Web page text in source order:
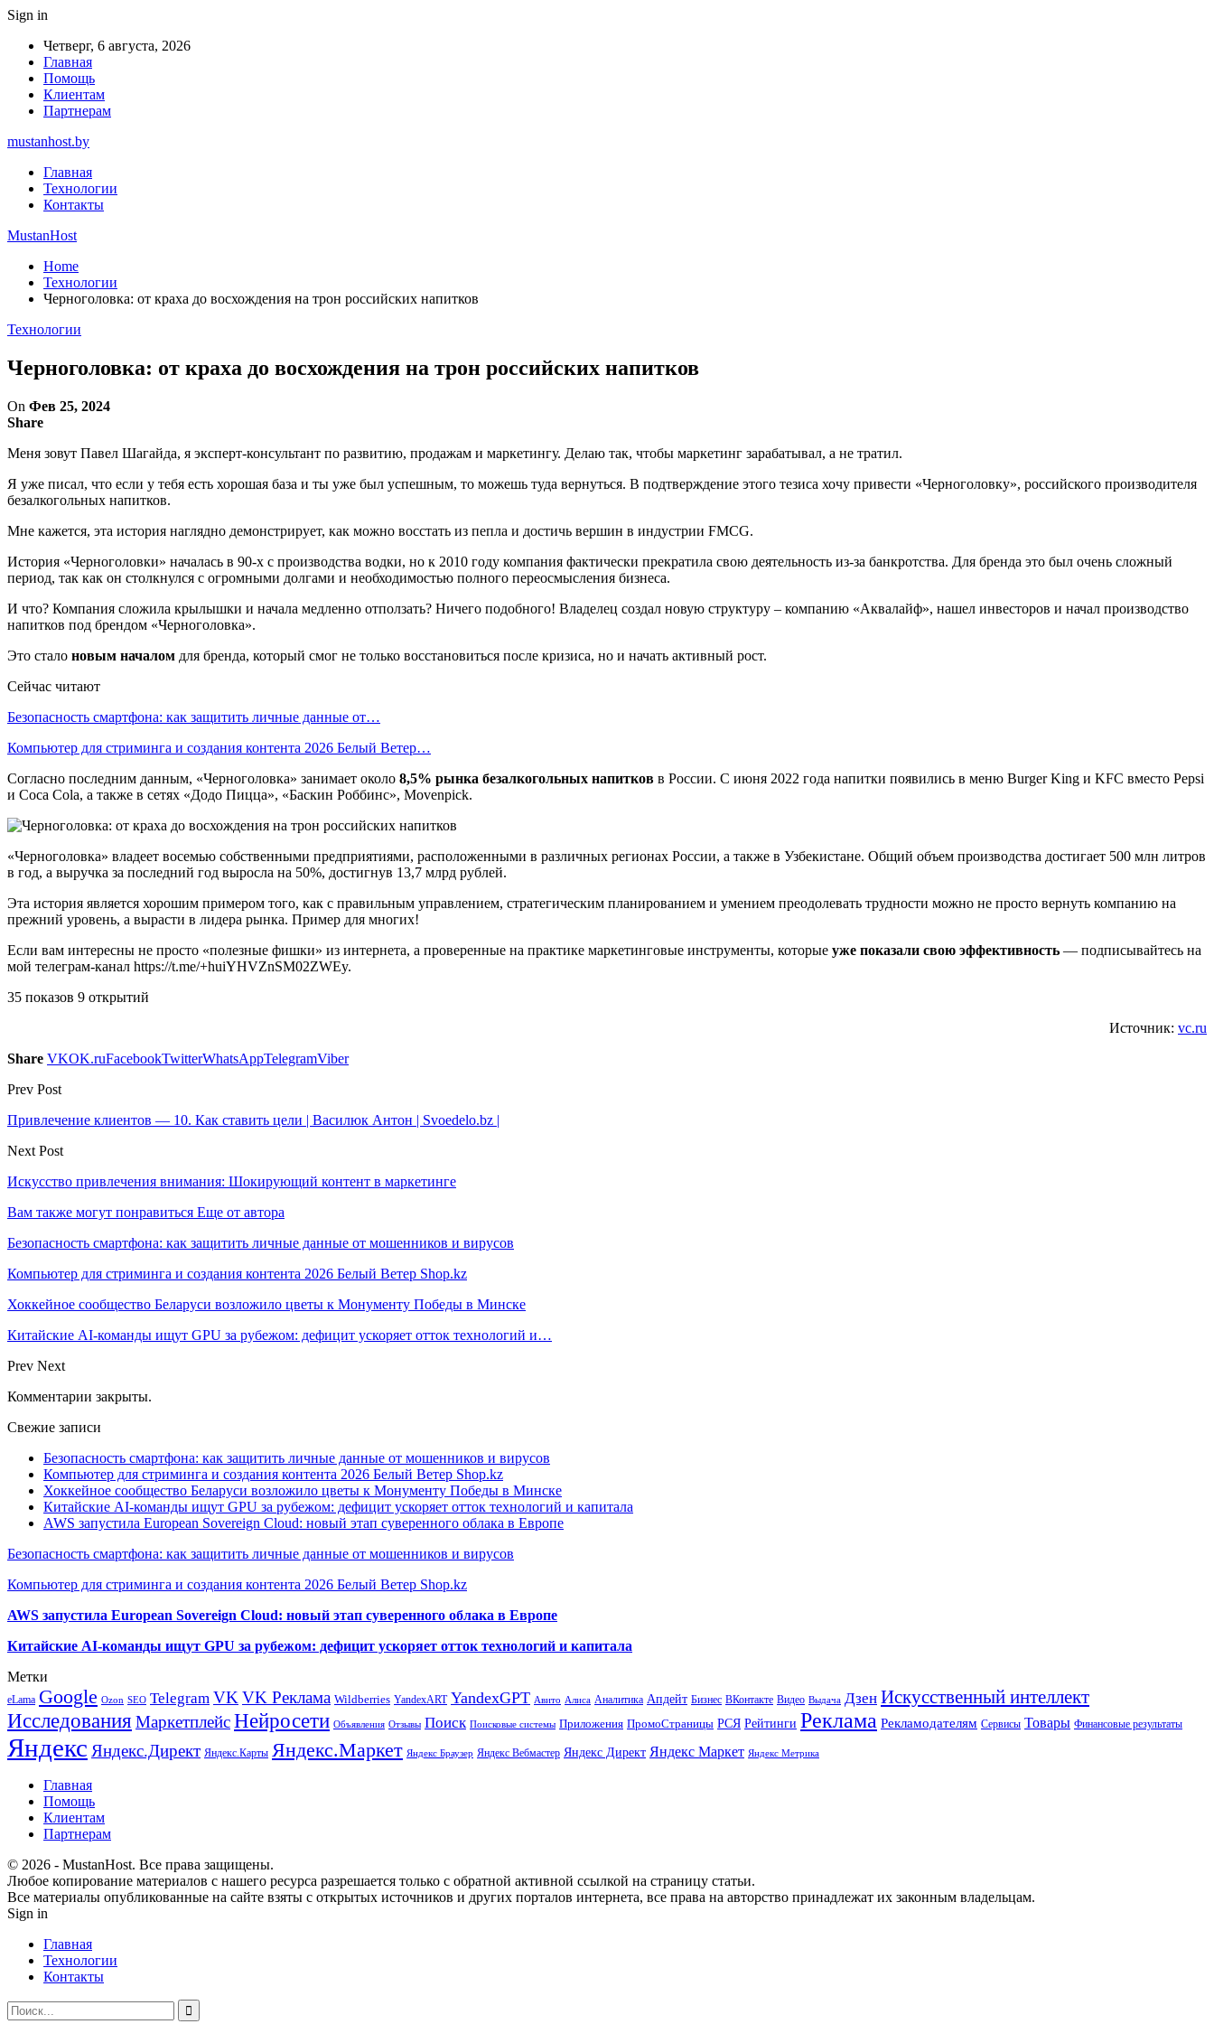
Sign in
Четверг, 6 августа, 2026
Главная
Помощь
Клиентам
Партнерам
mustanhost.by
Главная
Технологии
Контакты
MustanHost
Home
Технологии
Черноголовка: от краха до восхождения на трон российских напитков
Технологии
Черноголовка: от краха до восхождения на трон российских напитков
On Фев 25, 2024
Share
Меня зовут Павел Шагайда, я эксперт-консультант по развитию, продажам и маркетингу. Делаю так, чтобы маркетинг зарабатывал, а не тратил.
Я уже писал, что если у тебя есть хорошая база и ты уже был успешным, то можешь туда вернуться. В подтверждение этого тезиса хочу привести «Черноголовку», российского производителя
безалкогольных напитков.
Мне кажется, эта история наглядно демонстрирует, как можно восстать из пепла и достичь вершин в индустрии FMCG.
История «Черноголовки» началась в 90-х с производства водки, но к 2010 году компания фактически прекратила свою деятельность из-за банкротства. Для бренда это был очень сложный
период, так как он столкнулся с огромными долгами и необходимостью полного переосмысления бизнеса.
И что? Компания сложила крылышки и начала медленно отползать? Ничего подобного! Владелец создал новую структуру – компанию «Аквалайф», нашел инвесторов и начал производство
напитков под брендом «Черноголовка».
Это стало новым началом для бренда, который смог не только восстановиться после кризиса, но и начать активный рост.
Сейчас читают
Безопасность смартфона: как защитить личные данные от…
Компьютер для стриминга и создания контента 2026 Белый Ветер…
Согласно последним данным, «Черноголовка» занимает около 8,5% рынка безалкогольных напитков в России. С июня 2022 года напитки появились в меню Burger King и KFC вместо Pepsi
и Coca Cola, а также в сетях «Додо Пицца», «Баскин Роббинс», Movenpick.
«Черноголовка» владеет восемью собственными предприятиями, расположенными в различных регионах России, а также в Узбекистане. Общий объем производства достигает 500 млн литров
в год, а выручка за последний год выросла на 50%, достигнув 13,7 млрд рублей.
Эта история является хорошим примером того, как с правильным управлением, стратегическим планированием и умением преодолевать трудности можно не просто вернуть компанию на
прежний уровень, а вырасти в лидера рынка. Пример для многих!
Если вам интересны не просто «полезные фишки» из интернета, а проверенные на практике маркетинговые инструменты, которые уже показали свою эффективность — подписывайтесь на
мой телеграм-канал https://t.me/+huiYHVZnSM02ZWEy.
35 показов 9 открытий
Источник: vc.ru
Share VKOK.ruFacebookTwitterWhatsAppTelegramViber
Prev Post
Привлечение клиентов — 10. Как ставить цели | Василюк Антон | Svoedelo.bz |
Next Post
Искусство привлечения внимания: Шокирующий контент в маркетинге
Вам также могут понравиться Еще от автора
Безопасность смартфона: как защитить личные данные от мошенников и вирусов
Компьютер для стриминга и создания контента 2026 Белый Ветер Shop.kz
Хоккейное сообщество Беларуси возложило цветы к Монументу Победы в Минске
Китайские AI-команды ищут GPU за рубежом: дефицит ускоряет отток технологий и…
Prev Next
Комментарии закрыты.
Свежие записи
Безопасность смартфона: как защитить личные данные от мошенников и вирусов
Компьютер для стриминга и создания контента 2026 Белый Ветер Shop.kz
Хоккейное сообщество Беларуси возложило цветы к Монументу Победы в Минске
Китайские AI-команды ищут GPU за рубежом: дефицит ускоряет отток технологий и капитала
AWS запустила European Sovereign Cloud: новый этап суверенного облака в Европе
Безопасность смартфона: как защитить личные данные от мошенников и вирусов
Компьютер для стриминга и создания контента 2026 Белый Ветер Shop.kz
AWS запустила European Sovereign Cloud: новый этап суверенного облака в Европе
Китайские AI-команды ищут GPU за рубежом: дефицит ускоряет отток технологий и капитала
Метки
eLama Google Ozon SEO Telegram VK VK Реклама Wildberries YandexART YandexGPT Авито Алиса Аналитика Апдейт Бизнес ВКонтакте Видео Выдача Дзен Искусственный интеллект
Исследования МаркетплейсНейросети Объявления Отзывы Поиск Поисковые системы Приложения ПромоСтраницы РСЯ Рейтинги Реклама Рекламодателям Сервисы Товары Финансовые результаты
Яндекс Яндекс.Директ Яндекс.Карты Яндекс.Маркет Яндекс Браузер Яндекс Вебмастер Яндекс Директ Яндекс Маркет Яндекс Метрика
Главная
Помощь
Клиентам
Партнерам
© 2026 - MustanHost. Все права защищены.
Любое копирование материалов с нашего ресурса разрешается только с обратной активной ссылкой на страницу статьи.
Все материалы опубликованные на сайте взяты с открытых источников и других порталов интернета, все права на авторство принадлежат их законным владельцам.
Sign in
Главная
Технологии
Контакты